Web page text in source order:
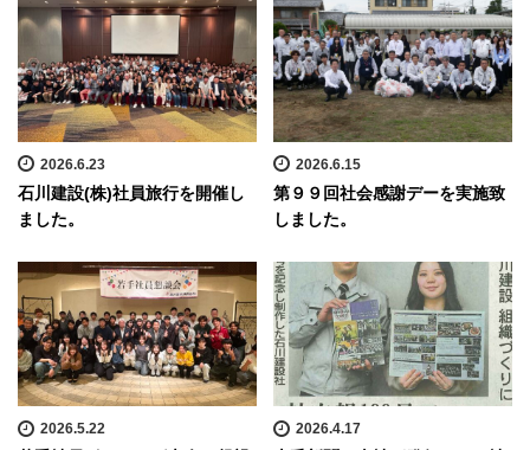
2026.6.23
石川建設(株)社員旅行を開催し
ました。
2026.6.15
第９９回社会感謝デーを実施致
しました。
2026.5.22 2026.4.17